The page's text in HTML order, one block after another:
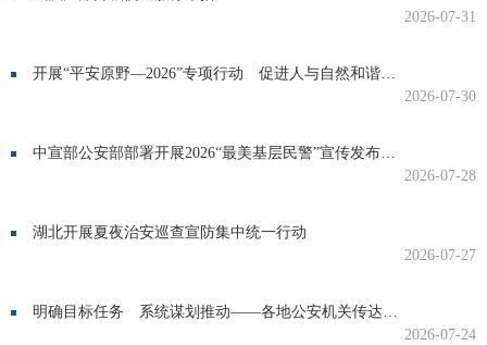
2026-07-31
开展“平安原野—2026”专项行动 促进人与自然和谐共生
2026-07-30
中宣部公安部部署开展2026“最美基层民警”宣传发布活动 集中选树宣传一批以创新驱动赋能基层、以高效能治理护航高质量发展的先进典型
2026-07-28
湖北开展夏夜治安巡查宣防集中统一行动
2026-07-27
明确目标任务 系统谋划推动——各地公安机关传达学习全国公安厅局长座谈会精神
2026-07-24